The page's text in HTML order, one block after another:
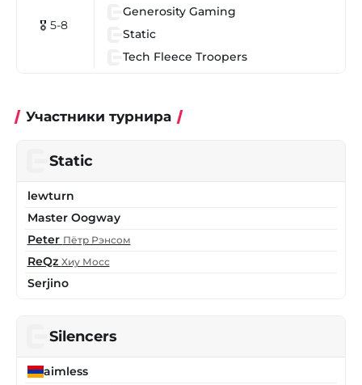
🎖 5-8
Generosity Gaming
Static
Tech Fleece Troopers
Участники турнира
Static
lewturn
Master Oogway
Peter Пётр Рэнсом
ReQz Хиу Мосс
Serjino
Silencers
aimless